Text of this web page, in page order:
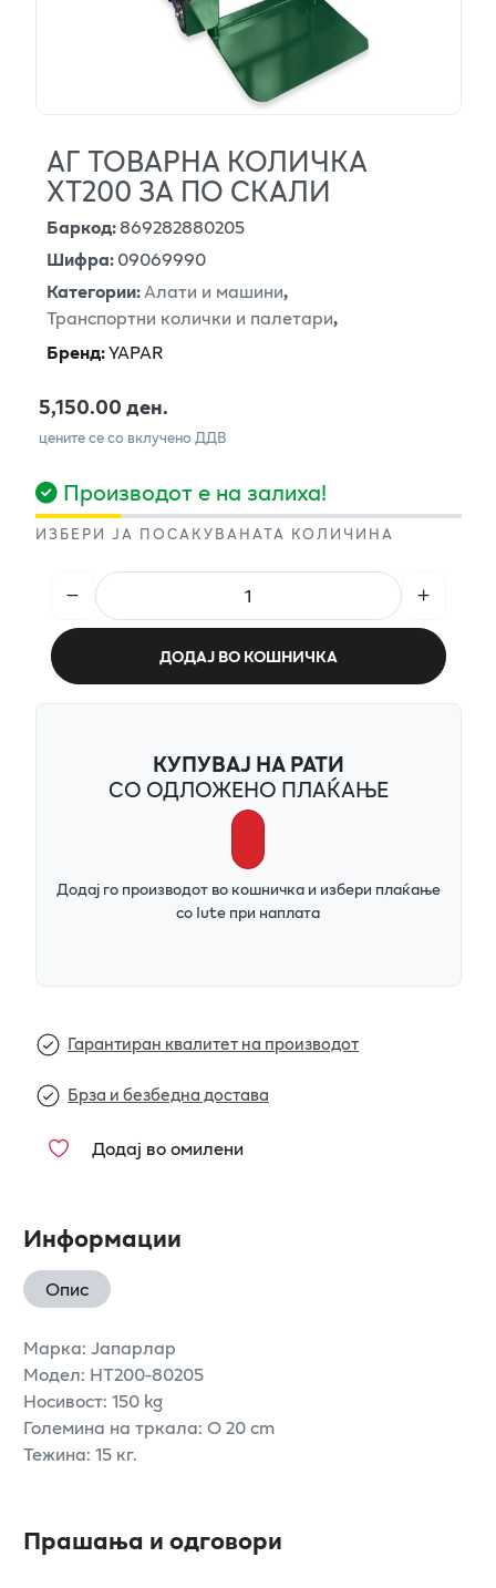
АГ ТОВАРНА КОЛИЧКА
ХТ200 ЗА ПО СКАЛИ
Баркод:869282880205
Шифра:09069990
Категории:Алати и машини,
Транспортни колички и палетари,
Бренд:YAPAR
5,150.00 ден.
цените се со вклучено ДДВ
Производот е на залиха!
ИЗБЕРИ ЈА ПОСАКУВАНАТА КОЛИЧИНА
ДОДАЈ ВО КОШНИЧКА
КУПУВАЈ НА РАТИ
СО ОДЛОЖЕНО ПЛАЌАЊЕ
Додај го производот во кошничка и избери плаќање
со Iute при наплата
Гарантиран квалитет на производот
Брза и безбедна достава
Додај во омилени
Информации
Опис
Марка: Јапарлар
Модел: HT200-80205
Носивост: 150 kg
Големина на тркала: O 20 cm
Тежина: 15 кг.
Прашања и одговори